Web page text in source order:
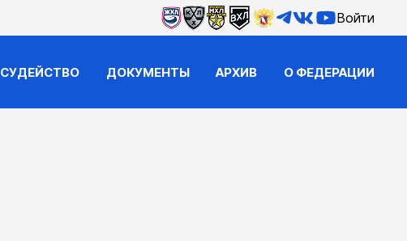
Войти
СУДЕЙСТВО ДОКУМЕНТЫ АРХИВ О ФЕДЕРАЦИИ